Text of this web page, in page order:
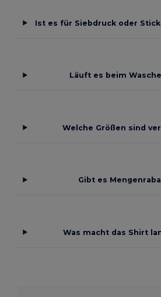
Ist es für Siebdruck oder
Läuft es beim
Welche Größen sind
Gibt es
Was macht das Shirt